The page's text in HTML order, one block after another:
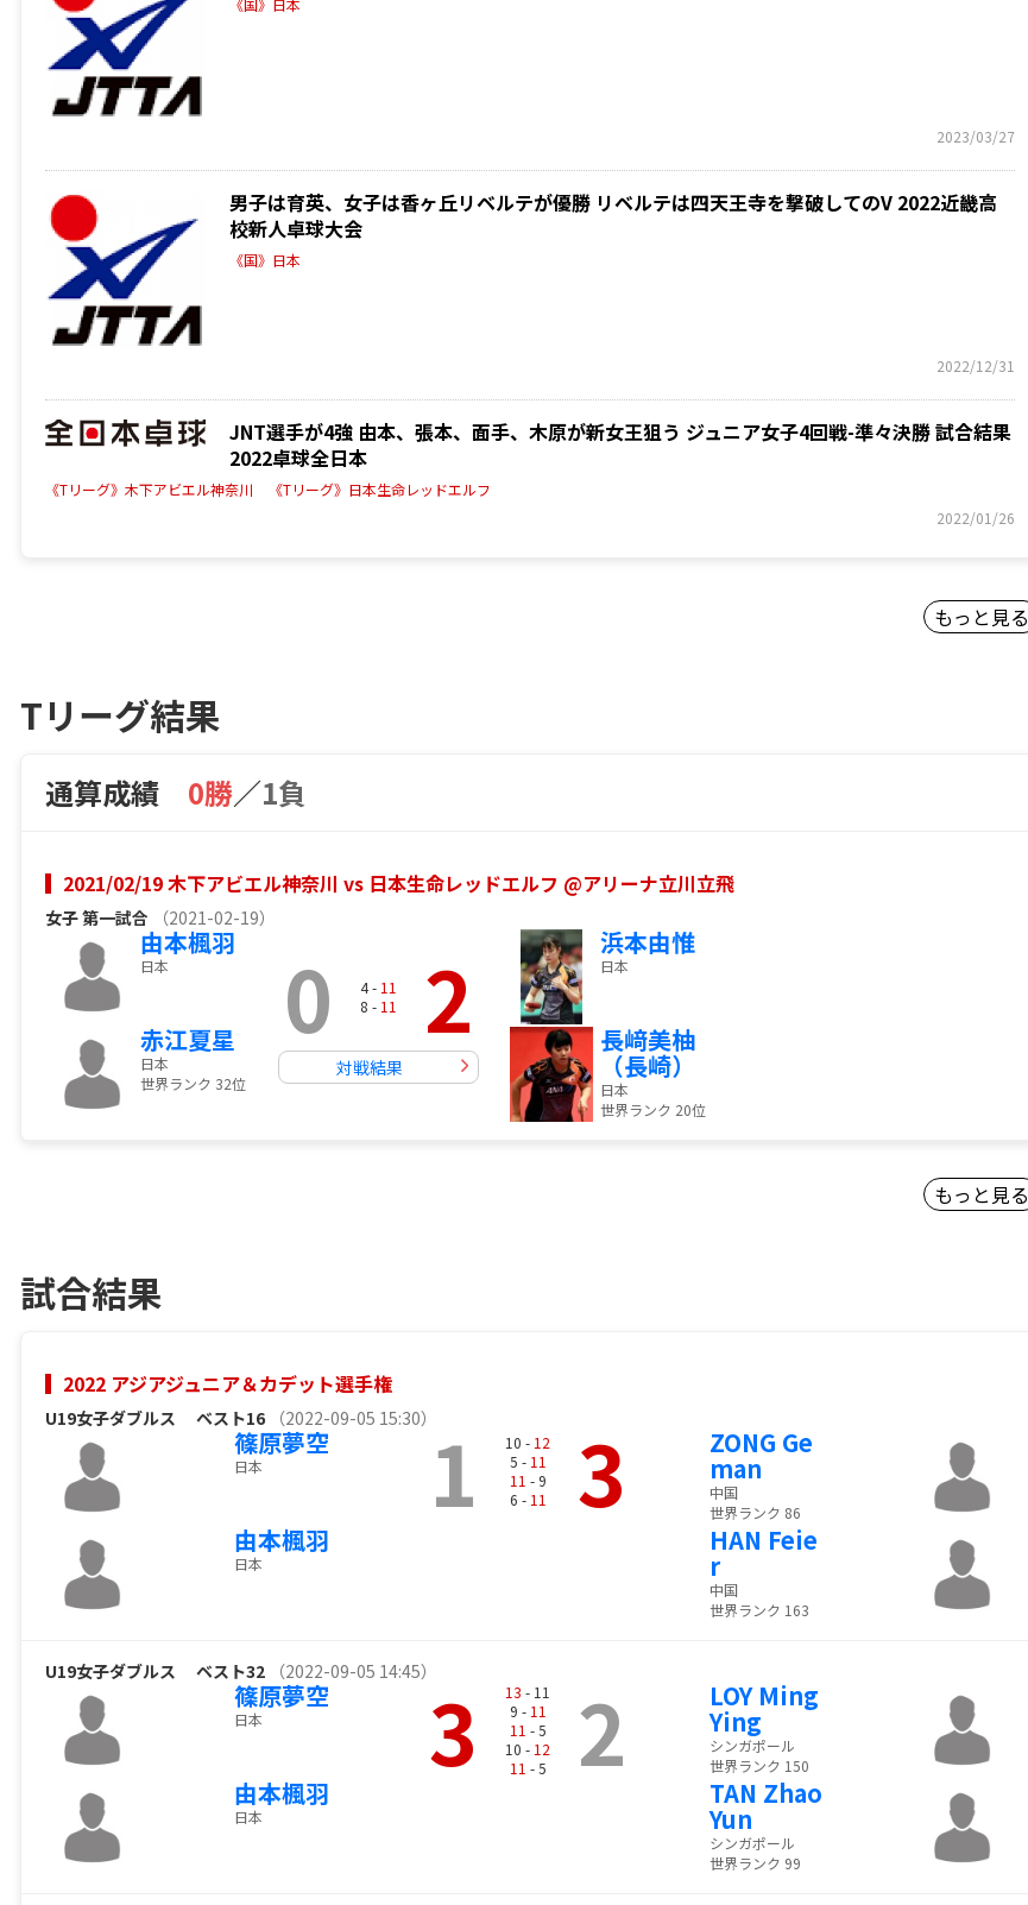
《国》日本
2023/03/27
男子は育英、女子は香ヶ丘リベルテが優勝 リベルテは四天王寺を撃破してのV 2022近畿高
校新人卓球大会
《国》日本
2022/12/31
JNT選手が4強 由本、張本、面手、木原が新女王狙う ジュニア女子4回戦-準々決勝 試合結果
2022卓球全日本
《Tリーグ》木下アビエル神奈川
《Tリーグ》日本生命レッドエルフ
2022/01/26
もっと見る
Tリーグ結果
通算成績 0勝／1負
2021/02/19 木下アビエル神奈川 vs 日本生命レッドエルフ @アリーナ立川立飛
女子第一試合 （2021-02-19）
由本楓羽
日本
赤江夏星
日本
世界ランク 32位
0 4 - 11
8 - 11 2
対戦結果
浜本由惟
日本
長﨑美柚
（長崎）
日本
世界ランク 20位
もっと見る
試合結果
2022 アジアジュニア＆カデット選手権
U19女子ダブルス ベスト16 （2022-09-05 15:30）
篠原夢空
日本
由本楓羽
日本
1 10 - 12
5 - 11
11 - 9
6 - 11 3 ZONG Ge
man
中国
世界ランク 86
HAN Feie
r
中国
世界ランク 163
U19女子ダブルス ベスト32 （2022-09-05 14:45）
篠原夢空
日本
由本楓羽
日本
3 13 - 11
9 - 11
11 - 5
10 - 12
11 - 5 2 LOY Ming
Ying
シンガポール
世界ランク 150
TAN Zhao
Yun
シンガポール
世界ランク 99